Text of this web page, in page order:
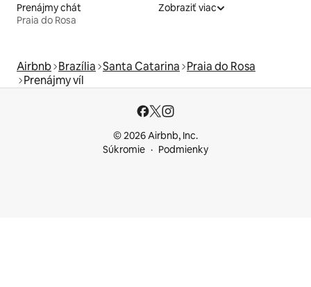
Prenájmy chát
Praia do Rosa
Zobraziť viac
Airbnb Brazília Santa Catarina Praia do Rosa
Prenájmy víl
© 2026 Airbnb, Inc.
Súkromie
Podmienky